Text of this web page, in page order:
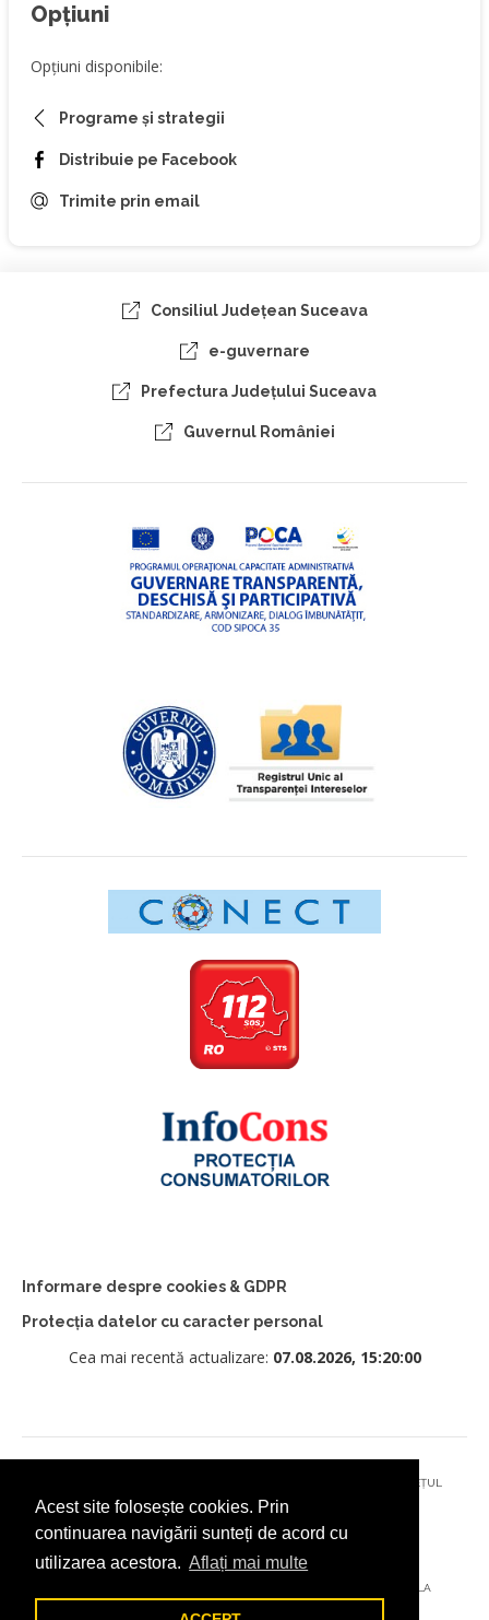
Acest site folosește cookies. Prin
continuarea navigării sunteți de acord cu
utilizarea acestora. Aflați mai multe
Opțiuni
Opțiuni disponibile:
Programe și strategii
Distribuie pe Facebook
Trimite prin email
Consiliul Judeţean Suceava
e-guvernare
Prefectura Judeţului Suceava
Guvernul României
Informare despre cookies & GDPR
Protecția datelor cu caracter personal
Cea mai recentă actualizare: 07.08.2026, 15:20:00
© 2026 - PRIMĂRIA MUNICIPIULUI CÂMPULUNG MOLDOVENESC, JUDEȚUL
SUCEAVA
AȚI ÎNTÂMPINAT O PROBLEMĂ TEHNICĂ? TRIMITEȚI-NE UN EMAIL LA
DIGITAL@ADDICTAD.RO